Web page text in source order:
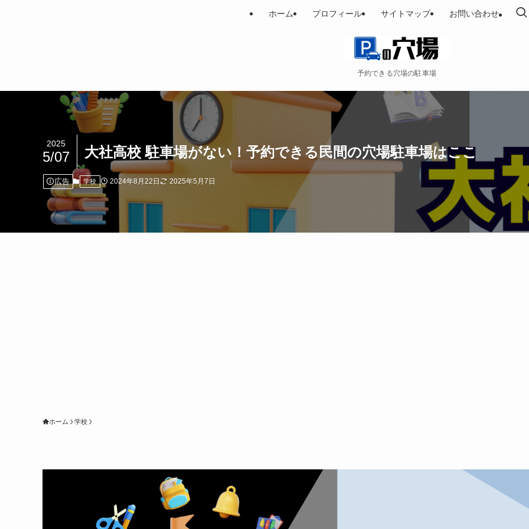
予約できる穴場の駐車場
ホーム プロフィール サイトマップ お問い合わせ
大社高校 駐車場がない！予約できる民間の穴場駐車場はここ
2025
5/07
広告 学校 2024年8月22日 2025年5月7日
ホーム 学校